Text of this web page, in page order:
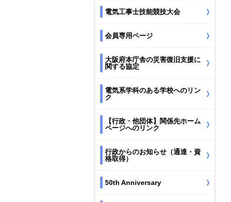
電気工事士技能競技大会
会員専用ページ
大阪府本庁舎の災害復旧支援に
関する協定
電気系学科のある学校へのリン
ク
【行政・他団体】関係先ホーム
ページへのリンク
行政からのお知らせ（通達・資
格取得）
50th Anniversary